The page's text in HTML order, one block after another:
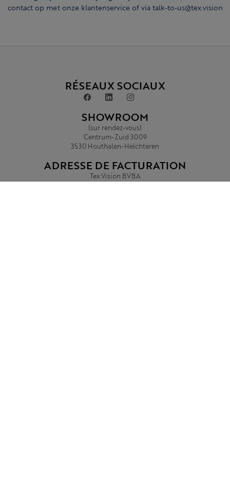
contact op met onze klantenservice of via talk-to-us@tex.vision
RÉSEAUX SOCIAUX
SHOWROOM
(sur rendez-vous)
Centrum-Zuid 3009
3530 Houthalen-Helchteren
ADRESSE DE FACTURATION
Tex.Vision BVBA